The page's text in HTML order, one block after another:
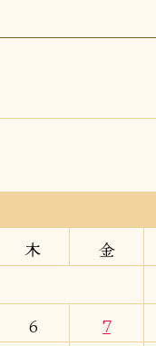
木 金
6 7